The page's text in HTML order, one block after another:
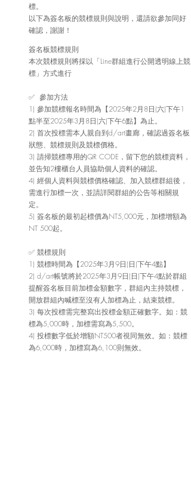
標。
以下為簽名板的競標規則與說明，還請欲參加同好
確認，謝謝！
簽名板競標規則
本次競標規則將採以「Line群組進行公開透明線上競
標」方式進行
✅  參加方法
1) 參加競標報名時間為【2025年2月8日(六)下午1
點半至2025年3月8日(六)下午6點】為止。
2) 首次投標需本人親自到d/art畫廊，確認過簽名板
狀態、競標規則及競標價格。
3) 請掃競標專用的QR CODE，留下您的競標資料，
並告知2樓櫃台人員協助個人資料的確認。
4) 經個人資料與競標價格確認、加入競標群組後，
需進行加標一次，並請詳閱群組的公告等相關規
定。
5) 簽名板的最初起標價為NT5,000元，加標增額為
NT 500起。
✅ 競標規則
1) 競標時間為【2025年3月9日(日)下午4點】
2) d/art帳號將於2025年3月9日(日)下午4點於群組
提醒簽名板目前加標金額數字，群組內主持競標，
開放群組內喊標至沒有人加標為止，結束競標。
3) 每次投標需完整寫出投標金額正確數字。如：競
標為5,000時，加標需寫為5,500。
4) 投標數字低於增額NT500者視同無效。如：競標
為6,000時，加標寫為6,100則無效。